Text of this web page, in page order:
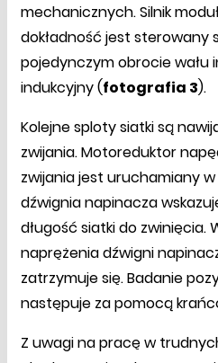
mechanicznych. Silnik
dokładność jest sterowany
pojedynczym obrocie wału
indukcyjny (fotografia 3).
Kolejne sploty siatki są
zwijania. Motoreduktor
zwijania jest uruchamiany
dźwignia napinacza
długość siatki do zwinięcia.
naprężenia dźwigni
zatrzymuje się. Badanie
następuje za pomocą
Z uwagi na pracę w